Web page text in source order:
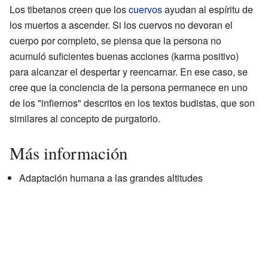
Los tibetanos creen que loscuervosayudan al espíritu de
los muertos a ascender. Si los cuervos no devoran el
cuerpo por completo, se piensa que la persona no
acumuló suficientes buenas acciones (karma positivo)
para alcanzar el despertar y reencarnar. En ese caso, se
cree que la conciencia de la persona permanece en uno
de los "infiernos" descritos en los textos budistas, que son
similares al concepto de purgatorio.
Más información
Adaptación humana a las grandes altitudes